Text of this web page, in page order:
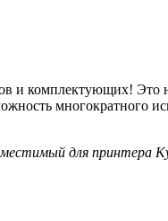
и комплектующих!
многократного
для принтера